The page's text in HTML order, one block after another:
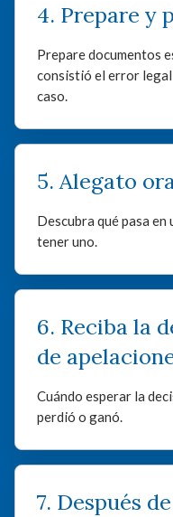
4. Prepare y
Prepare documentos
consistió el error legal
caso.
5. Alegato
Descubra qué pasa
tener uno.
6. Reciba la
de
Cuándo esperar la
perdió o ganó.
7. Después